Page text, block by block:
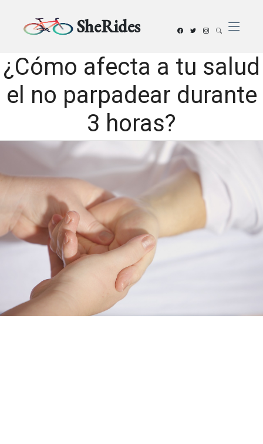
SheRides
¿Cómo afecta a tu salud
el no parpadear durante
3 horas?